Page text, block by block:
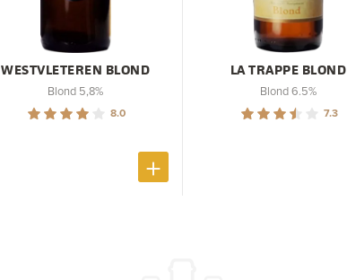
WESTVLETEREN BLOND
Blond 5,8%
8.0
LA TRAPPE BLOND
Blond 6.5%
7.3